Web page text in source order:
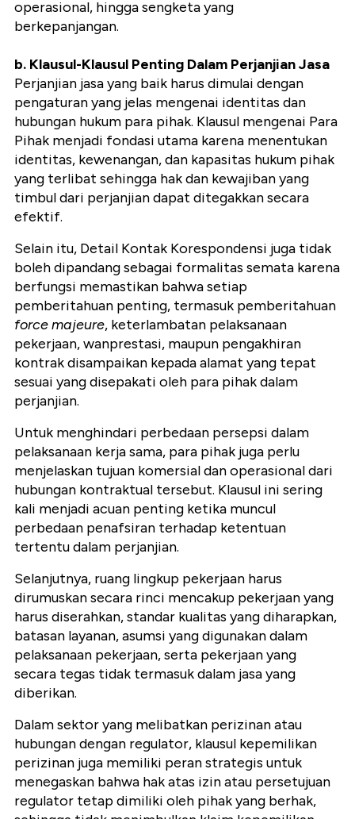
operasional, hingga sengketa yang
berkepanjangan.
b. Klausul-Klausul Penting Dalam Perjanjian Jasa
Perjanjian jasa yang baik harus dimulai dengan
pengaturan yang jelas mengenai identitas dan
hubungan hukum para pihak. Klausul mengenai Para
Pihak menjadi fondasi utama karena menentukan
identitas, kewenangan, dan kapasitas hukum pihak
yang terlibat sehingga hak dan kewajiban yang
timbul dari perjanjian dapat ditegakkan secara
efektif.
Selain itu, Detail Kontak Korespondensi juga tidak
boleh dipandang sebagai formalitas semata karena
berfungsi memastikan bahwa setiap
pemberitahuan penting, termasuk pemberitahuan
force majeure, keterlambatan pelaksanaan
pekerjaan, wanprestasi, maupun pengakhiran
kontrak disampaikan kepada alamat yang tepat
sesuai yang disepakati oleh para pihak dalam
perjanjian.
Untuk menghindari perbedaan persepsi dalam
pelaksanaan kerja sama, para pihak juga perlu
menjelaskan tujuan komersial dan operasional dari
hubungan kontraktual tersebut. Klausul ini sering
kali menjadi acuan penting ketika muncul
perbedaan penafsiran terhadap ketentuan
tertentu dalam perjanjian.
Selanjutnya, ruang lingkup pekerjaan harus
dirumuskan secara rinci mencakup pekerjaan yang
harus diserahkan, standar kualitas yang diharapkan,
batasan layanan, asumsi yang digunakan dalam
pelaksanaan pekerjaan, serta pekerjaan yang
secara tegas tidak termasuk dalam jasa yang
diberikan.
Dalam sektor yang melibatkan perizinan atau
hubungan dengan regulator, klausul kepemilikan
perizinan juga memiliki peran strategis untuk
menegaskan bahwa hak atas izin atau persetujuan
regulator tetap dimiliki oleh pihak yang berhak,